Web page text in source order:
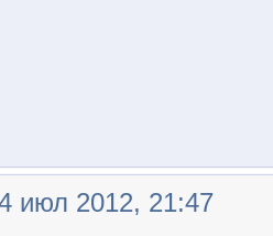
июл 2012, 21:47